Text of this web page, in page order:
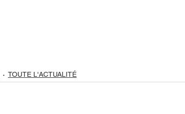
TOUTE L'ACTUALITÉ